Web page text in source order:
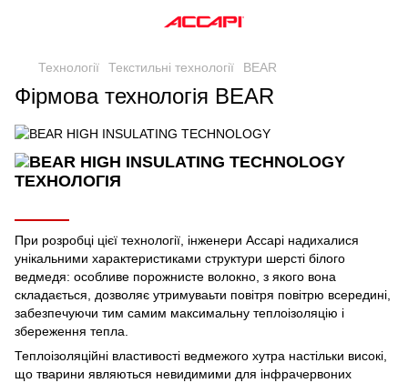
Технології Текстильні технології BEAR
Фірмова технологія BEAR
ТЕХНОЛОГІЯ
При розробці цієї технології, інженери Accapi надихалися
унікальними характеристиками структури шерсті білого
ведмедя: особливе порожнисте волокно, з якого вона
складається, дозволяє утримуваьти повітря повітрю всередині,
забезпечуючи тим самим максимальну теплоізоляцію і
збереження тепла.
Теплоізоляційні властивості ведмежого хутра настільки високі,
що тварини являються невидимими для інфрачервоних